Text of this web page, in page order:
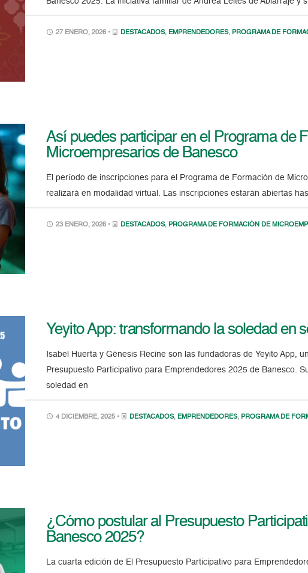
27 ENERO, 2026 • DESTACADOS, EMPRENDEDORES, PROGRAMA DE
Así puedes participar en el Programa de
Microempresarios de Banesco
El período de inscripciones para el Programa de Formación de
realizará en modalidad virtual. Las inscripciones estarán abiertas
23 ENERO, 2026 • DESTACADOS, PROGRAMA DE FORMACIÓN DE
Yeyito App: transformando la soledad en
Isabel Huerta y Génesis Recine son las fundadoras de Yeyito App,
Presupuesto Participativo para Emprendedores 2025 de Banesco.
soledad en
4 DICIEMBRE, 2025 • DESTACADOS, EMPRENDEDORES, PROGRAMA DE
¿Cómo postular al Presupuesto
Banesco 2025?
La cuarta edición de El Presupuesto Participativo para